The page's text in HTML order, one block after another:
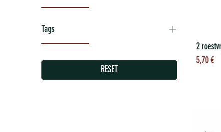
Tags
RESET
5,70€